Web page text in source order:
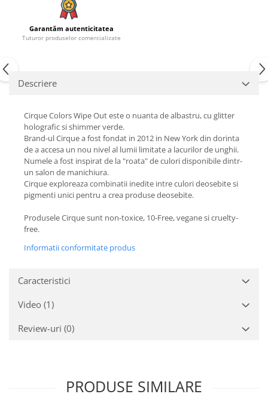
Garantăm autenticitatea
Tuturor produselor comercializate
Descriere
Cirque Colors Wipe Out este o nuanta de albastru, cu glitter
holografic si shimmer verde.
Brand-ul Cirque a fost fondat in 2012 in New York din dorinta
de a accesa un nou nivel al lumii limitate a lacurilor de unghii.
Numele a fost inspirat de la "roata" de culori disponibile dintr-
un salon de manichiura.
Cirque exploreaza combinatii inedite intre culori deosebite si
pigmenti unici pentru a crea produse deosebite.
Produsele Cirque sunt non-toxice, 10-Free, vegane si cruelty-
free.
Informatii conformitate produs
Caracteristici
Video (1)
Review-uri (0)
PRODUSE SIMILARE